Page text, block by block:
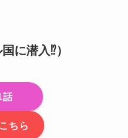
に潜入⁉）
話
ちら